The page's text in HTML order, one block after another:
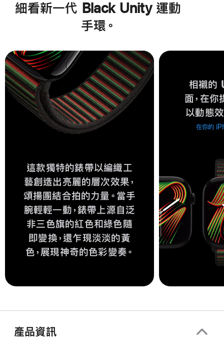
細看新一代 Black Unity 運動
手環。
這款獨特的錶帶以編織工
藝創造出亮麗的層次效果，
頌揚團結合拍的力量。當手
腕輕輕一動，錶帶上源自泛
非三色旗的紅色和綠色隨
即變換，還乍現淡淡的黃
色，展現神奇的色彩變奏。
相襯的
面，在你
以動態
在你的
產品資訊